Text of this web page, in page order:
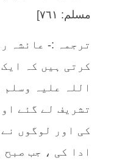
مسلم: ٧٦١]
ترجمہ :- عائشہ
کرتی ہیں کہ
اللہ علیہ
تشریف لے گئے
کی اور لوگوں
ادا کی ، جب